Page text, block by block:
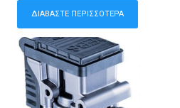
ΔΙΑΒΆΣΤΕ ΠΕΡΙΣΣΌΤΕΡΑ